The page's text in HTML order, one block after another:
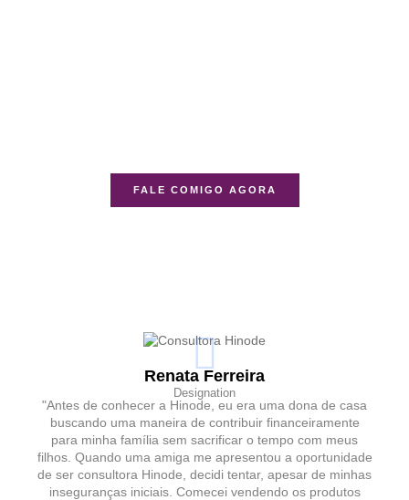
FALE COMIGO AGORA
Renata Ferreira
Designation
"Antes de conhecer a Hinode, eu era uma dona de casa
buscando uma maneira de contribuir financeiramente
para minha família sem sacrificar o tempo com meus
filhos. Quando uma amiga me apresentou a oportunidade
de ser consultora Hinode, decidi tentar, apesar de minhas
inseguranças iniciais. Comecei vendendo os produtos